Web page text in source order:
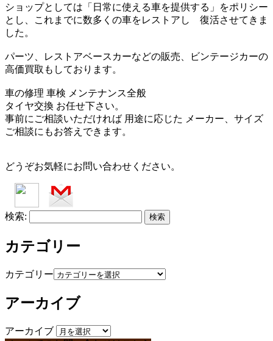
ショップとしては「日常に使える車を提供する」をポリシー
とし、これまでに数多くの車をレストアし 復活させてきま
した。
パーツ、レストアベースカーなどの販売、ビンテージカーの
高価買取もしております。
車の修理 車検 メンテナンス全般
タイヤ交換 お任せ下さい。
事前にご相談いただければ 用途に応じた メーカー、サイズ
ご相談にもお答えできます。
どうぞお気軽にお問い合わせください。
検索:
カテゴリー
カテゴリー
アーカイブ
アーカイブ